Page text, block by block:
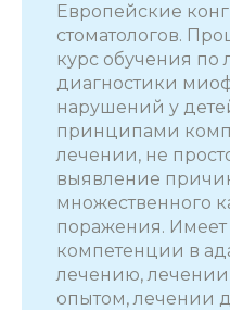
Европейские
стоматологов.
курс обучения по
диагностики
нарушений у
принципами
лечении, не
выявление
множественного
поражения.
компетенции в
лечению,
опытом, лечении